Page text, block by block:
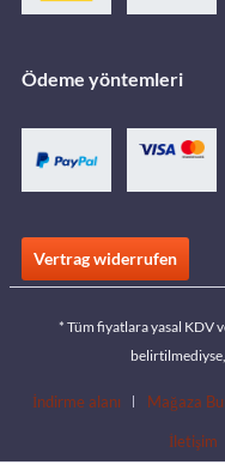
Ödeme yöntemleri
Vertrag widerrufen
* Tüm fiyatlara yasal KDV
İndirme alanı Mağaza
İletişim